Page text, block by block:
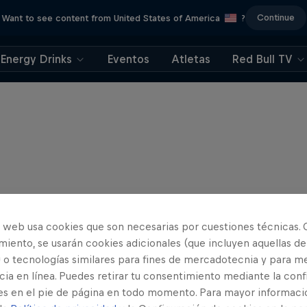
Want to see content from United States of America ? Continue
Energy Drinks Eventos Atletas Red Bull TV
web usa cookies que son necesarias por cuestiones técnicas.
se usarán cookies adicionales (que incluyen aquellas de
tecnologías similares para fines de mercadotecnia y para
en línea. Puedes retirar tu consentimiento mediante la
en el pie de página en todo momento. Para mayor